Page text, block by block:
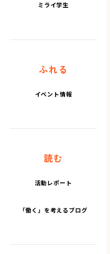
ミライ学生
ふれる
イベント情報
読む
活動レポート
「働く」を考えるブログ